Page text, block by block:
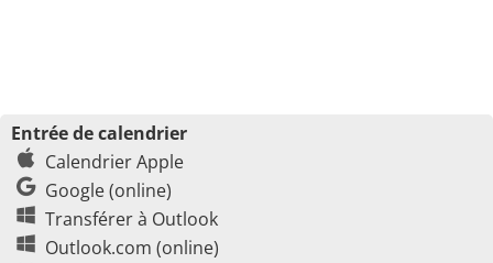
Entrée de calendrier
Calendrier Apple
Google (online)
Transférer à Outlook
Outlook.com (online)